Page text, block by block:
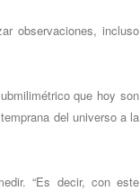
observaciones, incluso
que hoy son
del universo a la
“Es decir, con este